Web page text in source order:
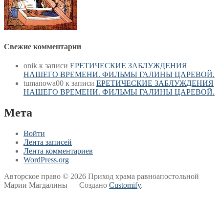
Свежие комментарии
onik к записи ЕРЕТИЧЕСКИЕ ЗАБЛУЖДЕНИЯ
НАШЕГО ВРЕМЕНИ. ФИЛЬМЫ ГАЛИНЫ ЦАРЕВОЙ.
tumanowa00 к записи ЕРЕТИЧЕСКИЕ ЗАБЛУЖДЕНИЯ
НАШЕГО ВРЕМЕНИ. ФИЛЬМЫ ГАЛИНЫ ЦАРЕВОЙ.
Мета
Войти
Лента записей
Лента комментариев
WordPress.org
Авторское право © 2026 Приход храма равноапостольной
Марии Магдалины — Создано Customify.